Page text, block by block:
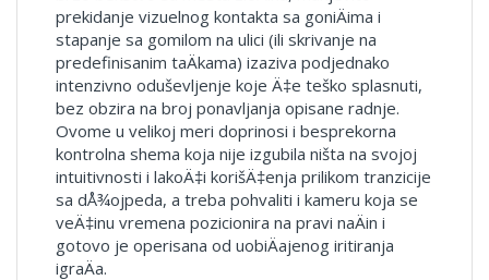
prekidanje vizuelnog kontakta sa goniÄima i
stapanje sa gomilom na ulici (ili skrivanje na
predefinisanim taÄkama) izaziva podjednako
intenzivno oduševljenje koje Ä‡e teško splasnuti,
bez obzira na broj ponavljanja opisane radnje.
Ovome u velikoj meri doprinosi i besprekorna
kontrolna shema koja nije izgubila ništa na svojoj
intuitivnosti i lakoÄ‡i korišÄ‡enja prilikom tranzicije
sa dÅ¾ojpeda, a treba pohvaliti i kameru koja se
veÄ‡inu vremena pozicionira na pravi naÄin i
gotovo je operisana od uobiÄajenog iritiranja
igraÄa.